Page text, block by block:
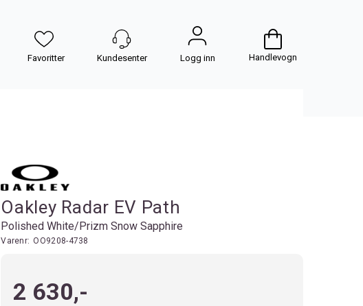
Logg inn Handlevogn
Oakley Radar EV Path
Polished White/Prizm Snow Sapphire
Varenr: OO9208-4738
2 630,-